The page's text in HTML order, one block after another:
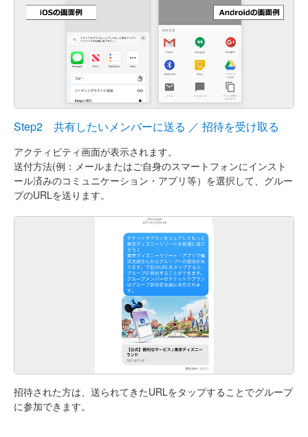
Step2 共有したいメンバーに送る ／ 招待を受け取る
アクティビティ画面が表示されます。
送付方法(例：メールまたはご自身のスマートフォンにインスト
ール済みのコミュニケーション・アプリ等）を選択して、グルー
プのURLを送ります。
招待された方は、送られてきたURLをタップすることでグループ
に参加できます。